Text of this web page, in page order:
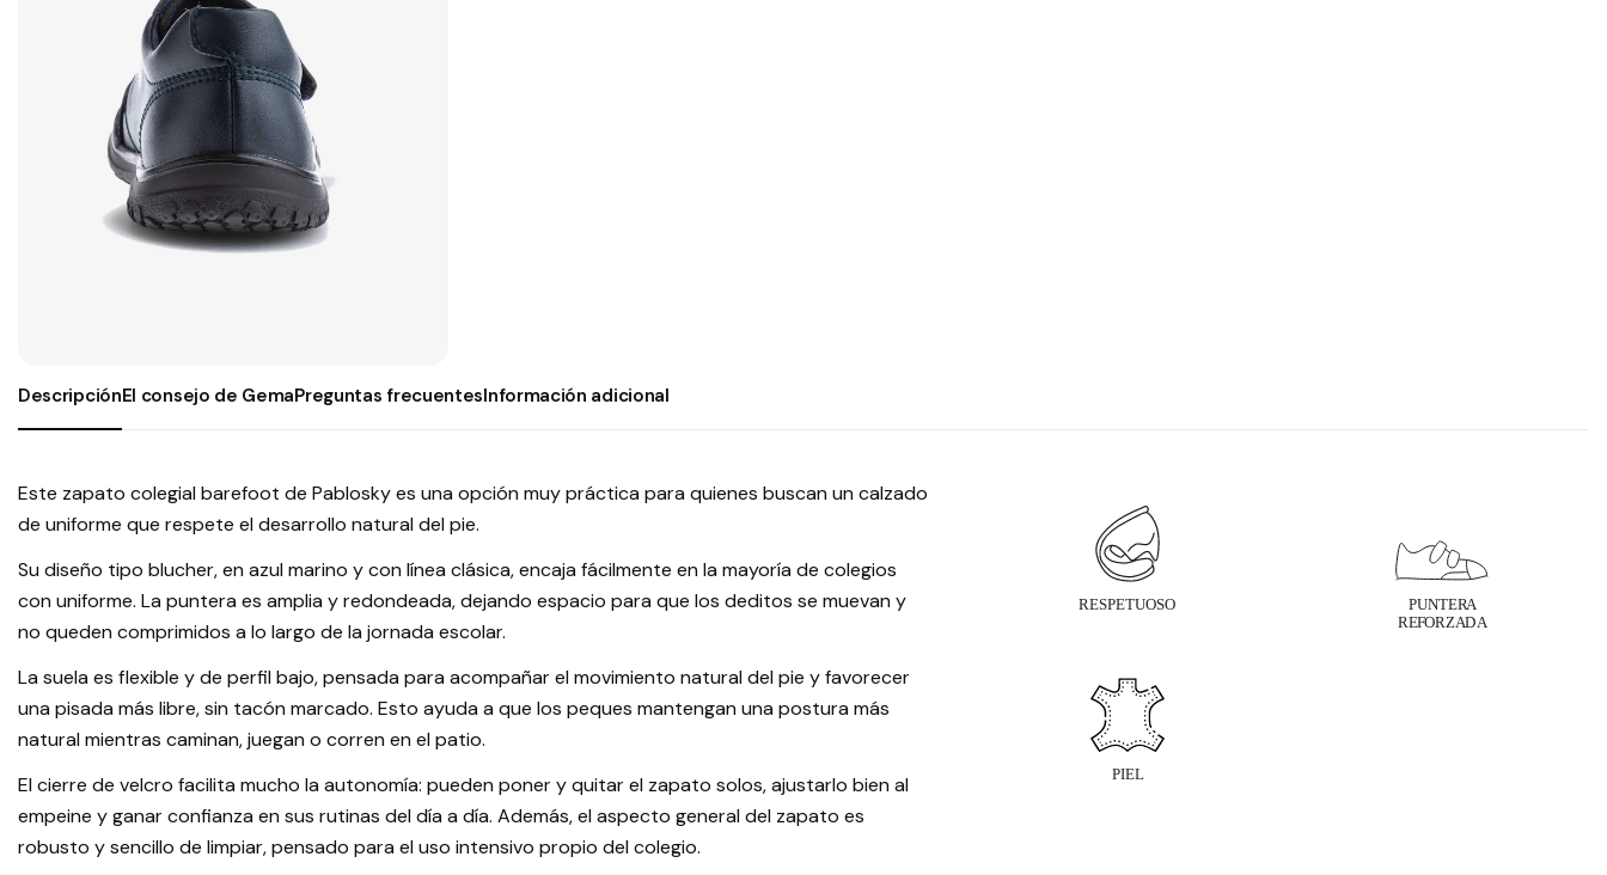
DescripciónEl consejo de GemaPreguntas frecuentesInformación adicional
Este zapato colegial barefoot de Pablosky es una opción muy práctica para quienes buscan un calzado
de uniforme que respete el desarrollo natural del pie.
Su diseño tipo blucher, en azul marino y con línea clásica, encaja fácilmente en la mayoría de colegios
con uniforme. La puntera es amplia y redondeada, dejando espacio para que los deditos se muevan y
no queden comprimidos a lo largo de la jornada escolar.
La suela es flexible y de perfil bajo, pensada para acompañar el movimiento natural del pie y favorecer
una pisada más libre, sin tacón marcado. Esto ayuda a que los peques mantengan una postura más
natural mientras caminan, juegan o corren en el patio.
El cierre de velcro facilita mucho la autonomía: pueden poner y quitar el zapato solos, ajustarlo bien al
empeine y ganar confianza en sus rutinas del día a día. Además, el aspecto general del zapato es
robusto y sencillo de limpiar, pensado para el uso intensivo propio del colegio.